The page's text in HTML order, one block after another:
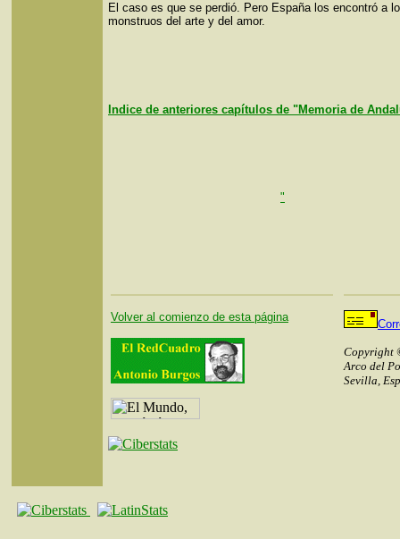
El caso es que se perdió. Pero España los encontró a
monstruos del arte y del amor.
Indice de anteriores capítulos de "Memoria de
"
Volver al comienzo de esta página
Copyright
Arco del
Sevilla,